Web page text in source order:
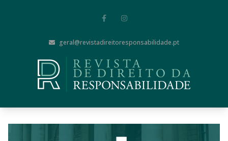
geral@revistadireitoresponsabilidade.pt